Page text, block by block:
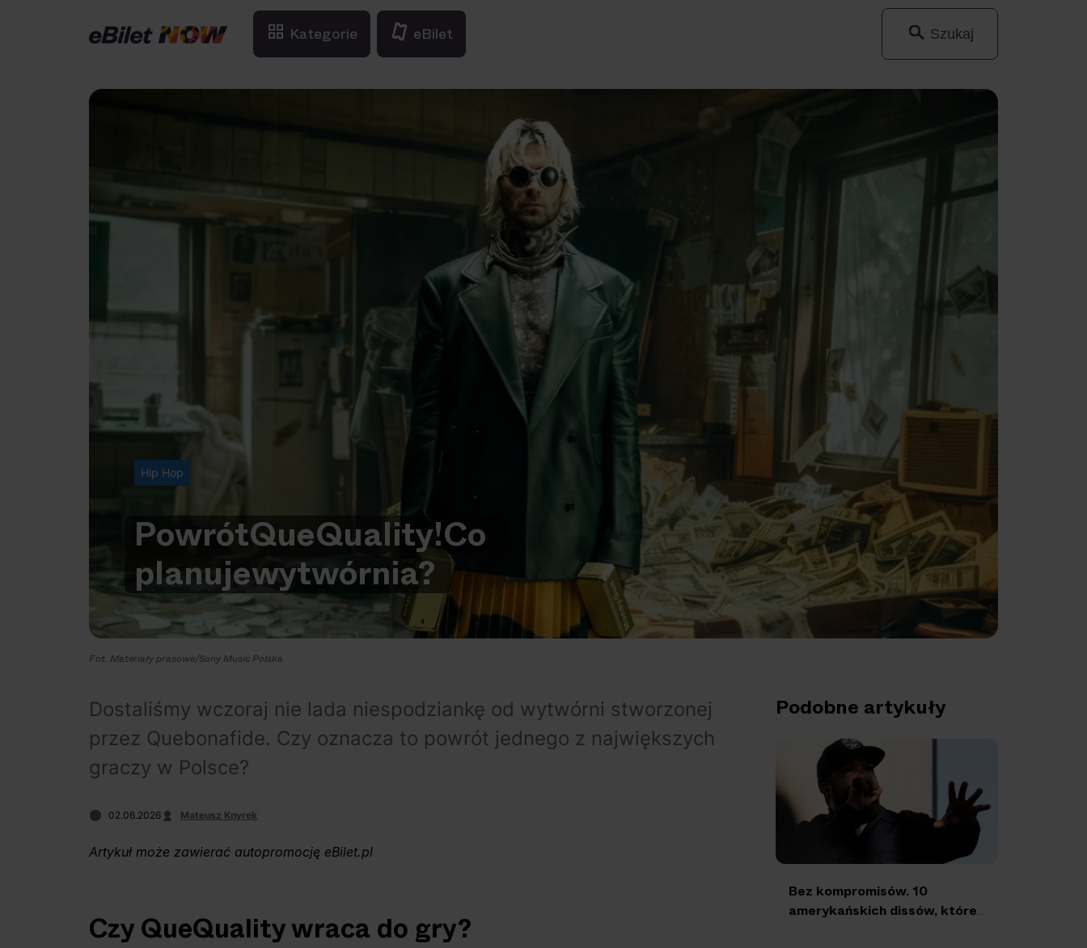
Kategorie eBilet Wyszukaj
Szukaj
Hip Hop
PowrótQueQuality!Co
planujewytwórnia?
Fot. Materiały prasowe/Sony Music Polska
Dostaliśmy wczoraj nie lada niespodziankę od wytwórni stworzonej
przez Quebonafide. Czy oznacza to powrót jednego z największych
graczy w Polsce?
02.06.2026 Mateusz Knyrek
Artykuł może zawierać autopromocję eBilet.pl
Czy QueQuality wraca do gry?
Podobne artykuły
Bez kompromisów. 10
amerykańskich dissów, które